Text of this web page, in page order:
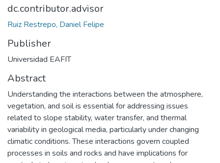
dc.contributor.advisor
Ruiz Restrepo, Daniel Felipe
Publisher
Universidad EAFIT
Abstract
Understanding the interactions between the atmosphere,
vegetation, and soil is essential for addressing issues
related to slope stability, water transfer, and thermal
variability in geological media, particularly under changing
climatic conditions. These interactions govern coupled
processes in soils and rocks and have implications for